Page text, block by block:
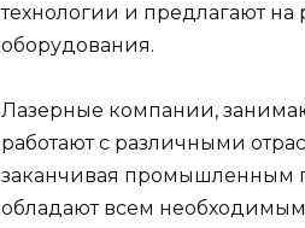
технологии и предлагают
оборудования.
Лазерные компании,
работают с различными
заканчивая промышленным
обладают всем необходимым